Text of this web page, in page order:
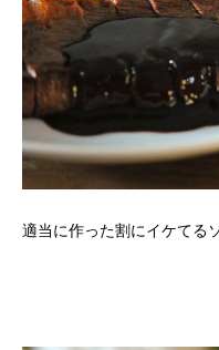
適当に作った割にイケてる